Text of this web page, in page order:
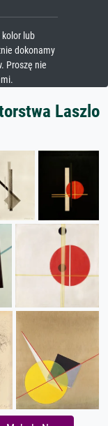
lub
dokonamy
Proszę nie
Laszlo